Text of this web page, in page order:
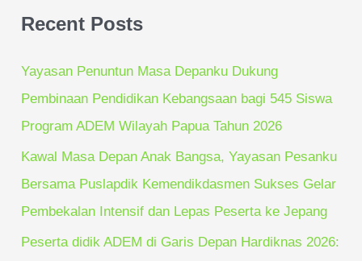
r
c
h
f
Recent Posts
Yayasan Penuntun Masa Depanku Dukung
Pembinaan Pendidikan Kebangsaan bagi 545 Siswa
Program ADEM Wilayah Papua Tahun 2026
Kawal Masa Depan Anak Bangsa, Yayasan Pesanku
Bersama Puslapdik Kemendikdasmen Sukses Gelar
Pembekalan Intensif dan Lepas Peserta ke Jepang
Peserta didik ADEM di Garis Depan Hardiknas 2026: